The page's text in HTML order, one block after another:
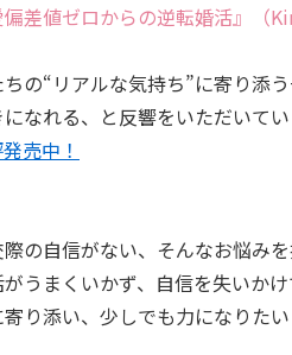
差値ゼロからの逆転婚活』（
の“リアルな気持ち”に寄り添う
なれる、と反響をいただいてい
売中！
の自信がない、そんなお悩みを
うまくいかず、自信を失いかけ
り添い、少しでも力になりたい